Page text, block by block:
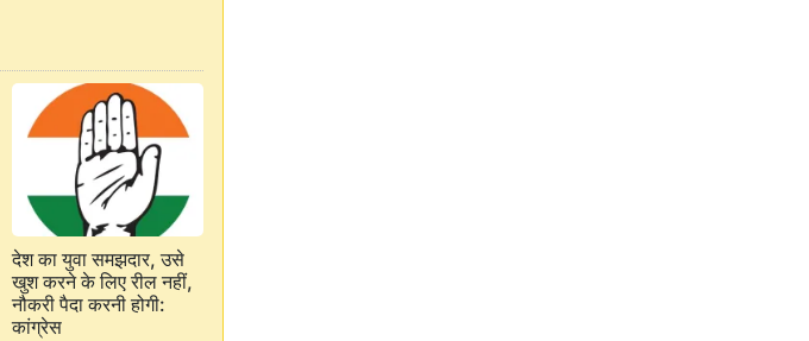
देश का युवा समझदार, उसे
खुश करने के लिए रील नहीं,
नौकरी पैदा करनी होगी:
कांग्रेस